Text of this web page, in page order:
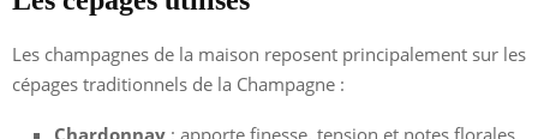
Les champagnes de la maison reposent principalement sur les
cépages traditionnels de la Champagne :
Chardonnay : apporte finesse, tension et notes florales